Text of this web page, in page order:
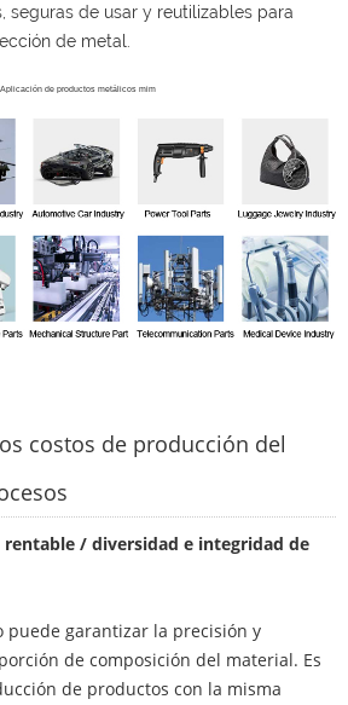
seguras de usar y reutilizables para
de metal.
Aplicación de productos metálicos mim
costos de producción del
/ diversidad e integridad de
puede garantizar la precisión y
de composición del material. Es
de productos con la misma